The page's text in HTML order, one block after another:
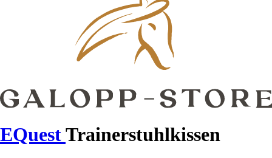
EQuestTrainerstuhlkissen